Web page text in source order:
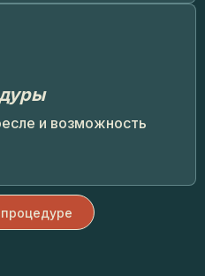
и возможность